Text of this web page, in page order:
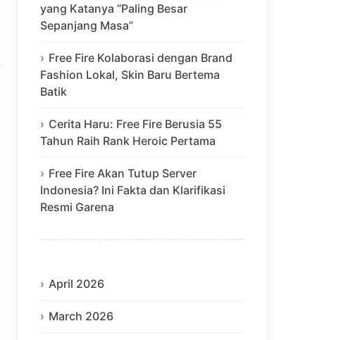
yang Katanya “Paling Besar
Sepanjang Masa”
Free Fire Kolaborasi dengan Brand
Fashion Lokal, Skin Baru Bertema
Batik
Cerita Haru: Free Fire Berusia 55
Tahun Raih Rank Heroic Pertama
Free Fire Akan Tutup Server
Indonesia? Ini Fakta dan Klarifikasi
Resmi Garena
April 2026
March 2026